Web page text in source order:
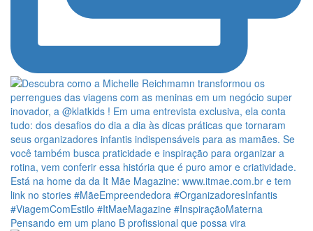
Pensando em um plano B profissional que possa vira